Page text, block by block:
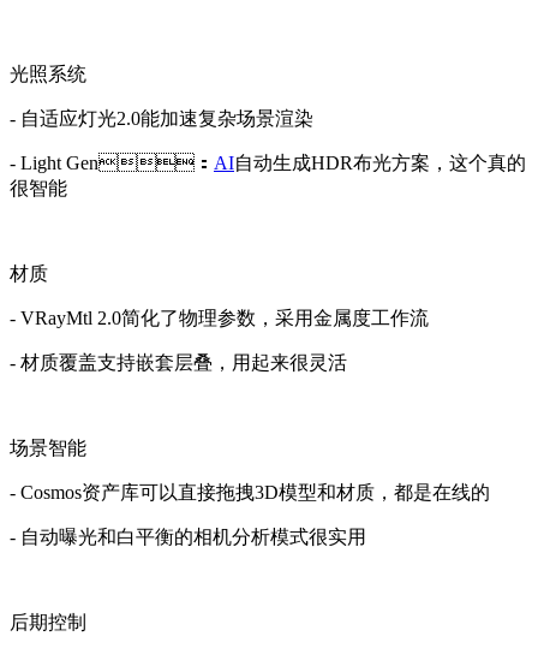
光照系统
- 自适应灯光2.0能加速复杂场景渲染
- Light Gen： AI自动生成HDR布光方案，这个真的
很智能
材质
- VRayMtl 2.0简化了物理参数，采用金属度工作流
- 材质覆盖支持嵌套层叠，用起来很灵活
场景智能
- Cosmos资产库可以直接拖拽3D模型和材质，都是在线的
- 自动曝光和白平衡的相机分析模式很实用
后期控制